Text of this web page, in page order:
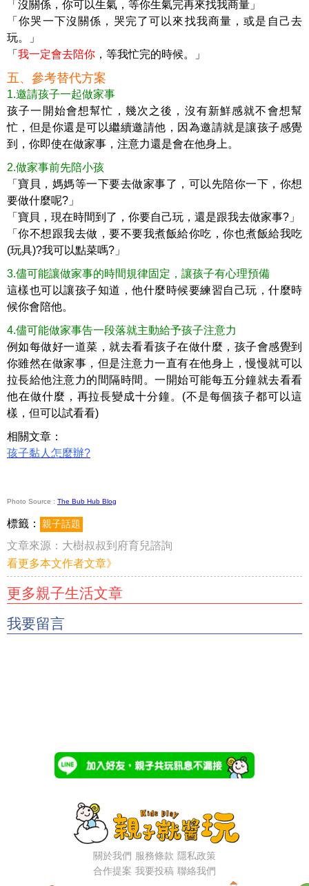
「沒關係，你可以生氣，等你生氣完再來找我商量」
「你哭一下沒關係，哭完了可以來找我商量，或是自己去
玩。」
「 我一定會去陪你 ，等我忙完的時候。」
五、參考替代方案
1.邀請孩子一起做家事
孩子一開始會想幫忙，幾次之後，沒有新鮮感就不會想幫
忙，但是你還是可以繼續邀請他，因為邀請就是讓孩子感覺
到，你即使在做家事，注意力還是會在他身上。
2.做家事前先陪小孩
「寶貝，媽媽等一下要去做家事了，可以先陪你一下，你想
要做什麼呢?」
「寶貝，現在時間到了，你要自己玩，還是跟我去做家事?」
「你不想跟我去做，要不要我煮飯給你吃，你也煮飯給我吃
(玩具)?我可以點菜嗎?」
3.儘可能讓做家事的時間規律固定，讓孩子有心理預備
這樣也可以讓孩子知道，他什麼時候要練習自己玩，什麼時
候你會陪他。
4.儘可能做家事告一段落就主動給予孩子注意力
例如每做好一道菜，就去看看孩子在做什麼，孩子會感覺到
你雖然在做家事，但是注意力一直有在他身上，慢慢就可以
拉長給他注意力的間隔時間。一開始可能每五分鐘就去看看
他在做什麼，再拉長變成十分鐘。(不是每個孩子都可以這
樣，但可以試看看)
相關文章：
孩子黏人怎麼辦?
Photo Source : The Bub Hub Blog
標籤： 親子話題
文章來源： 大樹叔叔到府育兒諮詢
看更多本文作者文章》
更多親子生活文章
我要留言
關於我們 服務條款 隱私政策
合作提案 我要投稿 聯絡我們